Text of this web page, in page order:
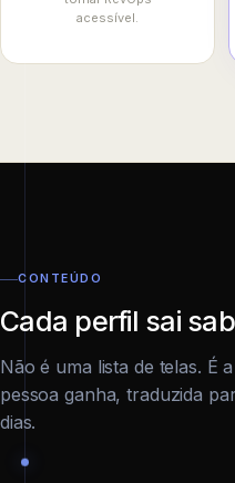
acessível.
CONTEÚDO
Cada perfil sai
Não é uma lista de telas. É
pessoa ganha, traduzida
dias.